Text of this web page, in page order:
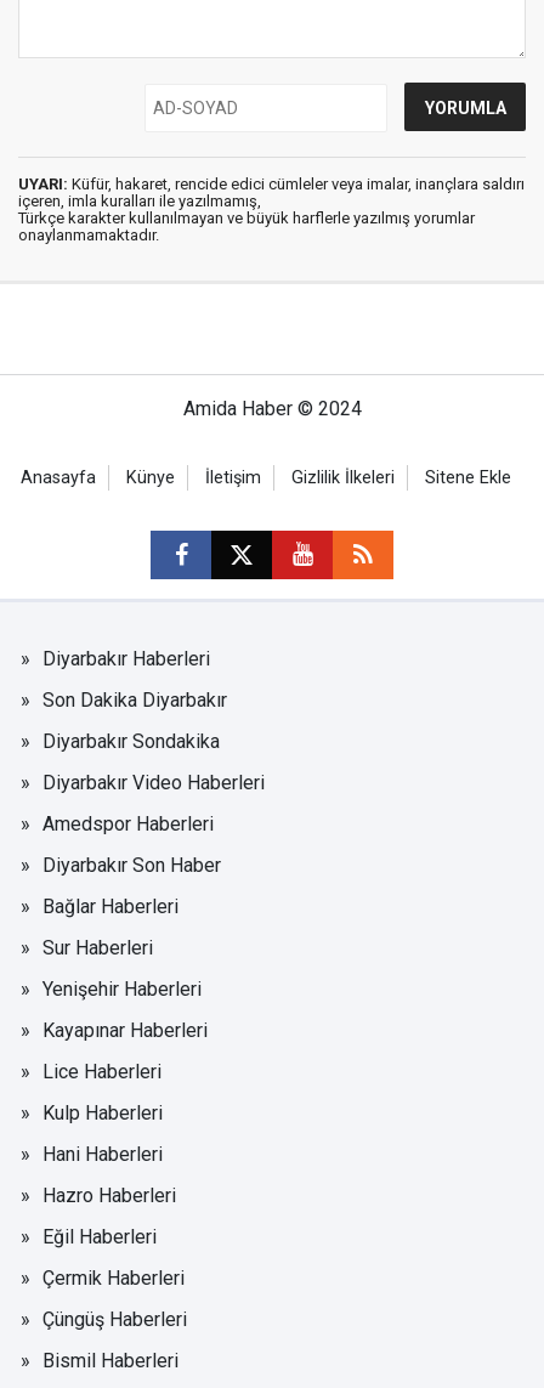
UYARI: Küfür, hakaret, rencide edici cümleler veya imalar, inançlara saldırı
içeren, imla kuralları ile yazılmamış,
Türkçe karakter kullanılmayan ve büyük harflerle yazılmış yorumlar
onaylanmamaktadır.
Amida Haber © 2024
Anasayfa Künye İletişim Gizlilik İlkeleri Sitene Ekle
Diyarbakır Haberleri
Son Dakika Diyarbakır
Diyarbakır Sondakika
Diyarbakır Video Haberleri
Amedspor Haberleri
Diyarbakır Son Haber
Bağlar Haberleri
Sur Haberleri
Yenişehir Haberleri
Kayapınar Haberleri
Lice Haberleri
Kulp Haberleri
Hani Haberleri
Hazro Haberleri
Eğil Haberleri
Çermik Haberleri
Çüngüş Haberleri
Bismil Haberleri